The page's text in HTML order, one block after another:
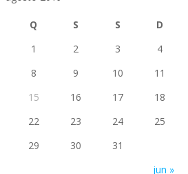
Q S S D
jun »
1 2 3
4
8 9 10
11
15 16 17
18
22 23 24
25
29 30 31